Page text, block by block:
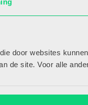
door websites
de site. Voor alle